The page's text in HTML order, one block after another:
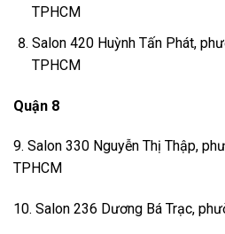
TPHCM
Salon 420 Huỳnh Tấn Phát,
TPHCM
Quận 8
9. Salon 330 Nguyễn Thị Thập,
TPHCM
10. Salon 236 Dương Bá Trạc,